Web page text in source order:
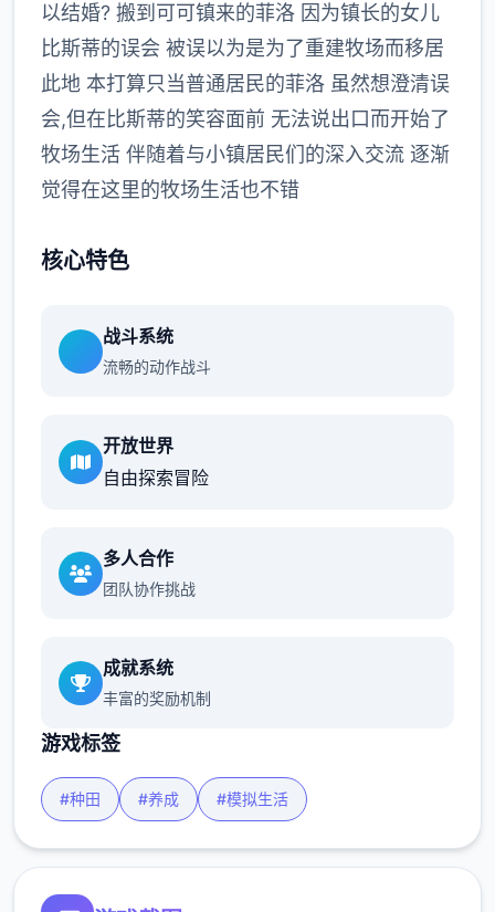
以结婚? 搬到可可镇来的菲洛 因为镇长的女儿
比斯蒂的误会 被误以为是为了重建牧场而移居
此地 本打算只当普通居民的菲洛 虽然想澄清误
会,但在比斯蒂的笑容面前 无法说出口而开始了
牧场生活 伴随着与小镇居民们的深入交流 逐渐
觉得在这里的牧场生活也不错
核心特色
战斗系统
流畅的动作战斗
开放世界
自由探索冒险
多人合作
团队协作挑战
成就系统
丰富的奖励机制
游戏标签
#种田 #养成 #模拟生活